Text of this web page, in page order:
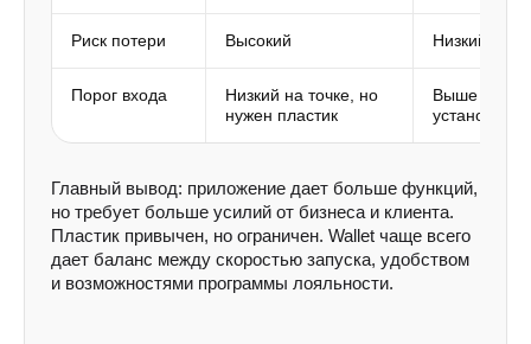
Риск потери Высокий Низкий
Порог входа
Низкий на точке, но
нужен пластик
Выше из-за
установки
Главный вывод: приложение дает больше функций,
но требует больше усилий от бизнеса и клиента.
Пластик привычен, но ограничен. Wallet чаще всего
дает баланс между скоростью запуска, удобством
и возможностями программы лояльности.